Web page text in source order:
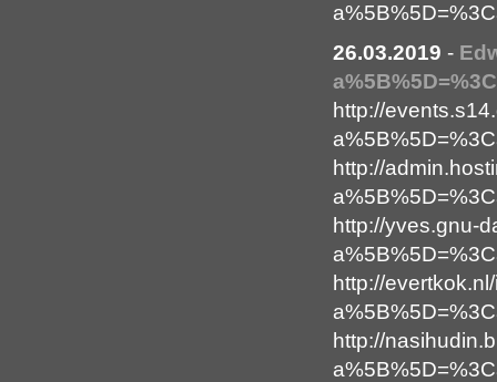
26.03.2019 -
http://
http://
http://yves.gnu-
http://
http://